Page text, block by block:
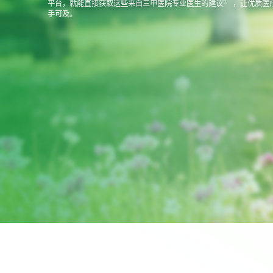
平台，就能直接获取这些来自三甲医院专业医生的建议 ②
，让优质医
手可及。